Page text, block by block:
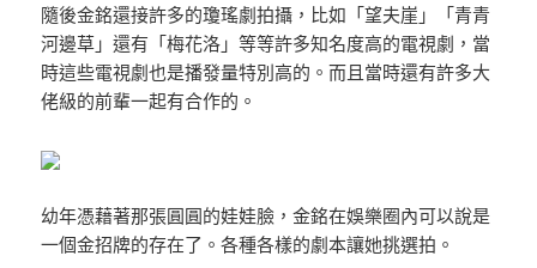
隨後金銘還接許多的瓊瑤劇拍攝，比如「望夫崖」「青青
河邊草」還有「梅花洛」等等許多知名度高的電視劇，當
時這些電視劇也是播發量特別高的。而且當時還有許多大
佬級的前輩一起有合作的。
幼年憑藉著那張圓圓的娃娃臉，金銘在娛樂圈內可以說是
一個金招牌的存在了。各種各樣的劇本讓她挑選拍。